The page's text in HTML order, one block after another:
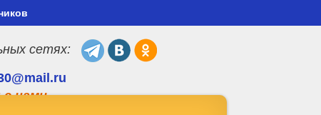
сетях:
с нами